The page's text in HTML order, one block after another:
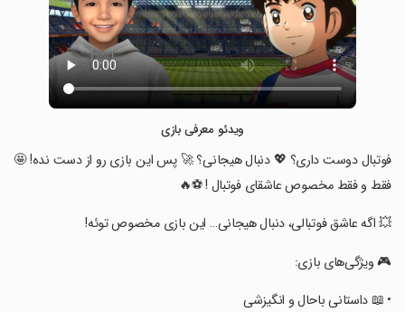
ویدئو معرفی بازی
‏‏‏فوتبال دوست داری؟ 💖 دنبال هیجانی؟ 🚀 پس این بازی رو از دست نده! 🤩
فقط و فقط مخصوص عاشقای فوتبال ! ⚽️🔥
‏‏‏💥 اگه عاشق فوتبالی، دنبال هیجانی… این بازی مخصوص توئه!
‏‏‏🎮 ویژگی‌های بازی:
‏‏‏• 📖 داستانی باحال و انگیزشی